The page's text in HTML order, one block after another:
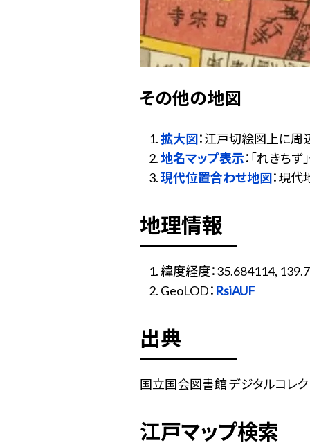
その他の地図
拡大図：江戸切絵図上に周
地名マップ表示：「れきち
現代位置合わせ地図：現
地理情報
緯度経度：35.684114,
GeoLOD： RsiAUF
出典
国立国会図書館 デジタルコレク
江戸マップ検索